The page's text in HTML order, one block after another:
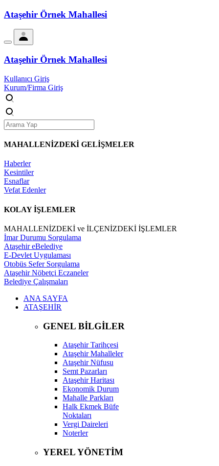
Ataşehir Örnek Mahallesi
Ataşehir Örnek Mahallesi
Kullanıcı Giriş
Kurum/Firma Giriş
MAHALLENİZDEKİ GELİŞMELER
Haberler
Kesintiler
Esnaflar
Vefat Edenler
KOLAY İŞLEMLER
MAHALLENİZDEKİ ve İLÇENİZDEKİ İŞLEMLER
İmar Durumu Sorgulama
Ataşehir eBelediye
E-Devlet Uygulaması
Otobüs Sefer Sorgulama
Ataşehir Nöbetçi Eczaneler
Belediye Çalışmaları
ANA SAYFA
ATAŞEHİR
GENEL BİLGİLER
Ataşehir Tarihçesi
Ataşehir Mahalleler
Ataşehir Nüfusu
Semt Pazarları
Ataşehir Haritası
Ekonomik Durum
Mahalle Parkları
Halk Ekmek Büfe
Noktaları
Vergi Daireleri
Noterler
YEREL YÖNETİM